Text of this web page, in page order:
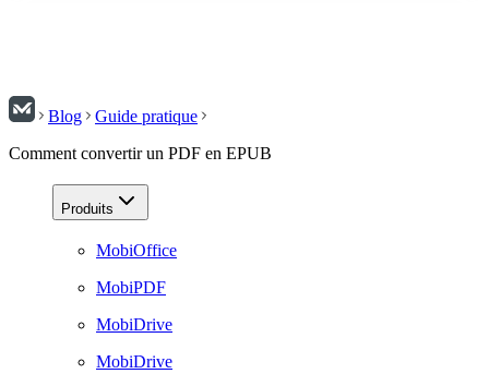
Blog
Guide pratique
Comment convertir un PDF en EPUB
Produits
MobiOffice
MobiPDF
MobiDrive
MobiDrive